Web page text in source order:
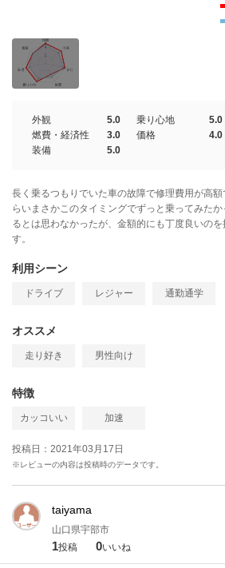
外観 5.0 乗り心地 5.0
燃費・経済性
3.0 価格 4.0
装備
5.0
長く乗るつもりでいた車の故障で修理費用が高
らいまさかこのタイミングでずっと乗ってみた
るとは思わなかったが、金額的にも丁度良いの
す。
利用シーン
ドライブ レジャー 通勤通学
オススメ
走り好き 男性向け
特徴
カッコいい 加速
投稿日：2021年03月17日
※レビューの内容は投稿時のデータです。
taiyama
山口県宇部市
1投稿 0いいね